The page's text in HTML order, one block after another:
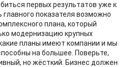
первых результатов уже к
показателя возможно
плана, который
модернизацию крупных
планы имеют компании и мы
на большее. Поверьте,
но жёсткий. Бизнес должен